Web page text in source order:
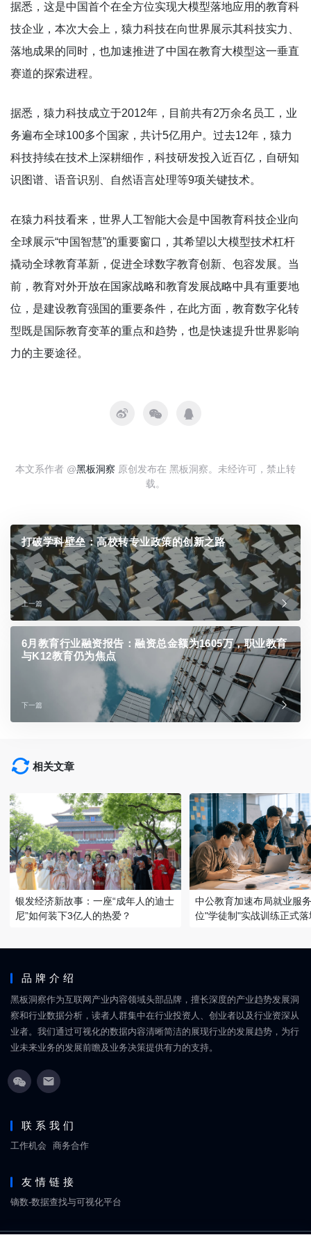
据悉，这是中国首个在全方位实现大模型落地应用的教育科
技企业，本次大会上，猿力科技在向世界展示其科技实力、
落地成果的同时，也加速推进了中国在教育大模型这一垂直
赛道的探索进程。
据悉，猿力科技成立于2012年，目前共有2万余名员工，业
务遍布全球100多个国家，共计5亿用户。过去12年，猿力
科技持续在技术上深耕细作，科技研发投入近百亿，自研知
识图谱、语音识别、自然语言处理等9项关键技术。
在猿力科技看来，世界人工智能大会是中国教育科技企业向
全球展示“中国智慧”的重要窗口，其希望以大模型技术杠杆
撬动全球教育革新，促进全球数字教育创新、包容发展。当
前，教育对外开放在国家战略和教育发展战略中具有重要地
位，是建设教育强国的重要条件，在此方面，教育数字化转
型既是国际教育变革的重点和趋势，也是快速提升世界影响
力的主要途径。
本文系作者 @黑板洞察 原创发布在 黑板洞察。未经许可，禁止转
载。
打破学科壁垒：高校转专业政策的创新之路
上一篇
6月教育行业融资报告：融资总金额为1605万，职业教育
与K12教育仍为焦点
下一篇
相关文章
银发经济新故事：一座“成年人的迪士
尼”如何装下3亿人的热爱？
中公教育加速布局就业服
位"学徒制"实战训练正式落
品牌介绍
黑板洞察作为互联网产业内容领域头部品牌，擅长深度的产业趋势发展洞
察和行业数据分析，读者人群集中在行业投资人、创业者以及行业资深从
业者。我们通过可视化的数据内容清晰简洁的展现行业的发展趋势，为行
业未来业务的发展前瞻及业务决策提供有力的支持。
联系我们
工作机会 商务合作
友情链接
镝数-数据查找与可视化平台